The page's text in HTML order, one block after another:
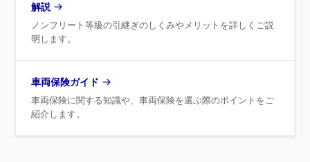
解説
ノンフリート等級の引継ぎのしくみやメリットを詳しくご説
明します。
車両保険ガイド
車両保険に関する知識や、車両保険を選ぶ際のポイントをご
紹介します。